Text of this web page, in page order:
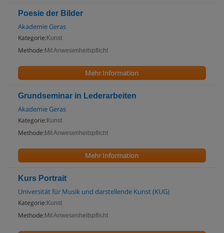
Poesie der Bilder
Akademie Geras
Kategorie: Kunst
Methode: Mit Anwesenheitspflicht
Mehr Information
Grundseminar in Lederarbeiten
Akademie Geras
Kategorie: Kunst
Methode: Mit Anwesenheitspflicht
Mehr Information
Kurs Portrait
Universität für Musik und darstellende Kunst (KUG)
Kategorie: Kunst
Methode: Mit Anwesenheitspflicht